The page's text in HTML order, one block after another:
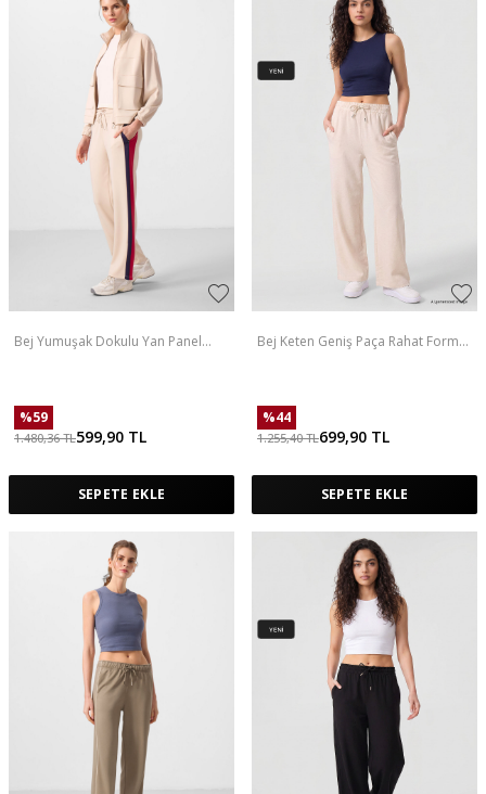
Bej Yumuşak Dokulu Yan Panel
%59
1.480,36TL599,90 TL
SEPETE EKLE
Bej Keten Geniş Paça Rahat Form
%44
1.255,40TL699,90 TL
SEPETE EKLE